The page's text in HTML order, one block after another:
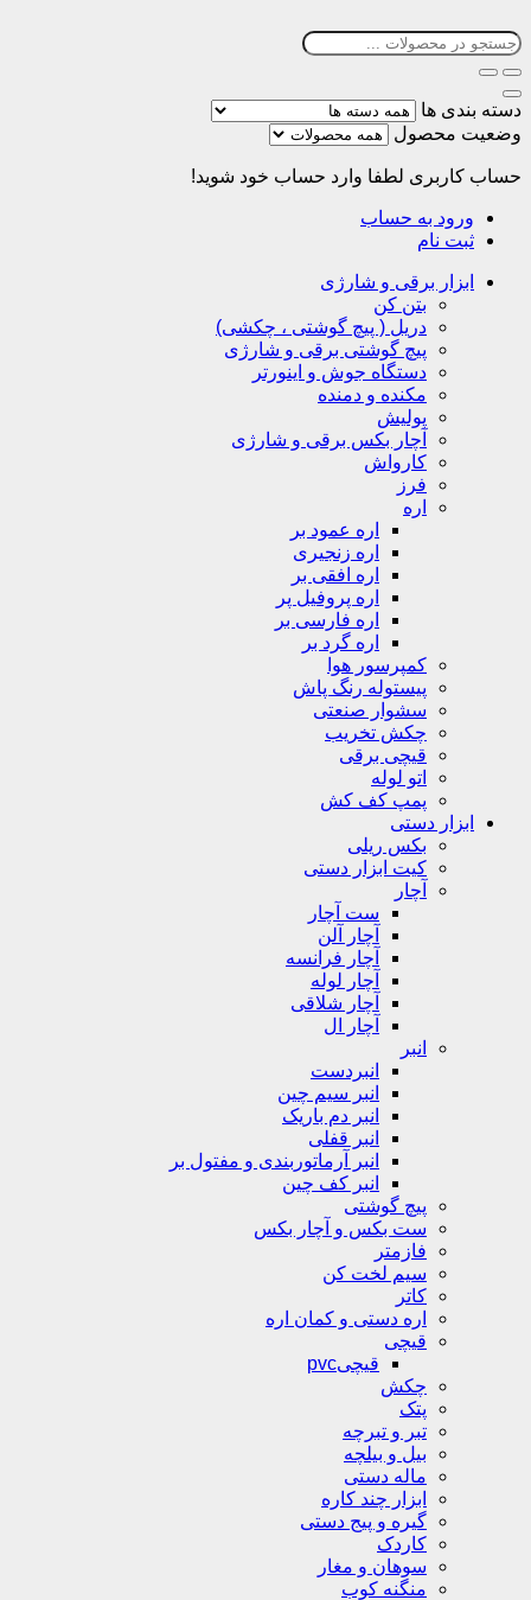
دسته بندی ها
وضعیت محصول
حساب کاربری لطفا وارد حساب خود شوید!
ورود به حساب
ثبت نام
ابزار برقی و شارژی
بتن کن
دریل ( پیچ گوشتی ، چکشی)
پیچ گوشتی برقی و شارژی
دستگاه جوش و اینورتر
مکنده و دمنده
پولیش
آچار بکس برقی و شارژی
کارواش
فرز
اره
اره عمود بر
اره زنجیری
اره افقی بر
اره پروفیل پر
اره فارسی بر
اره گرد بر
کمپرسور هوا
پیستوله رنگ پاش
سشوار صنعتی
چکش تخریب
قیچی برقی
اتو لوله
پمپ کف کش
ابزار دستی
بکس ریلی
کیت ابزار دستی
آچار
ست آچار
آچار آلن
آچار فرانسه
آچار لوله
آچار شلاقی
آچار ال
انبر
انبردست
انبر سیم چین
انبر دم باریک
انبر قفلی
انبر آرماتوربندی و مفتول بر
انبر کف چین
پیچ گوشتی
ست بکس و آچار بکس
فازمتر
سیم لخت کن
کاتر
اره دستی و کمان اره
قیچی
قیچیpvc
چکش
پتک
تبر و تبرچه
بیل و بیلچه
ماله دستی
ابزار چند کاره
گیره و پیج دستی
کاردک
سوهان و مغار
منگنه کوب